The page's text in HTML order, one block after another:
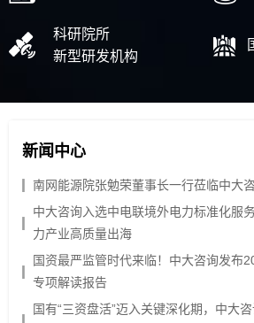
科研院所
新型研发机构
新闻中心
南网能源院张勉荣董事长一行莅临中大
中大咨询入选中电联境外电力标准化服
力产业高质量出海
国资最严监管时代来临！中大咨询发布
专项解读报告
国有“三资盘活”迈入关键深化期，中大